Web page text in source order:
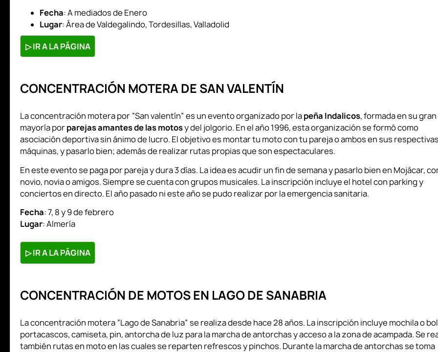
Fecha: A mediados de Enero
Lugar: Área de Valdegalindo, Tordesillas, Valladolid
▷IR A LA PÁGINA
CONCENTRACIÓN MOTERA DE SAN VALENTÍN
La concentración motera por “San valentín” es un evento organizado por lapeña Indalicos, formada en su gran
mayoría porparejas amantesde las motosy del jolgorio. En el año 1996, esta organización se formó como
asociación deportiva sin ánimo de lucro. El objetivo es montar tu moto con tu pareja o ambos en sus respectivas
máquinas, y pasarlo bien; además de realizar rutas propias que son espectaculares.
En este evento se paga por pareja y dura 3 días. La idea es acudir un fin de semana y pasarlo bien en Mojácar,
novio, novia o amigos. Siempre se cuenta con grupos musicales. La inscripción incluye el hotel con parking y
conciertos en directo. El año pasado ni este año se pudo realizar por la emergencia sanitaria.
Fecha: 7, 8 y 9 de febrero
Lugar: Almería
▷IR A LA PÁGINA
CONCENTRACIÓN DE MOTOS EN LAGO DE SANABRIA
La concentración motera “Lago de Sanabria” se realiza desde hace 28 años. La inscripción incluye mochila o
portacascos, camiseta, pin, antorcha de luz para la marcha de antorchas y acceso a la zona de acampada. Se
también rutas en moto en las cuales se reparten refrescos y pinchos. Durante la marcha de antorchas se toma